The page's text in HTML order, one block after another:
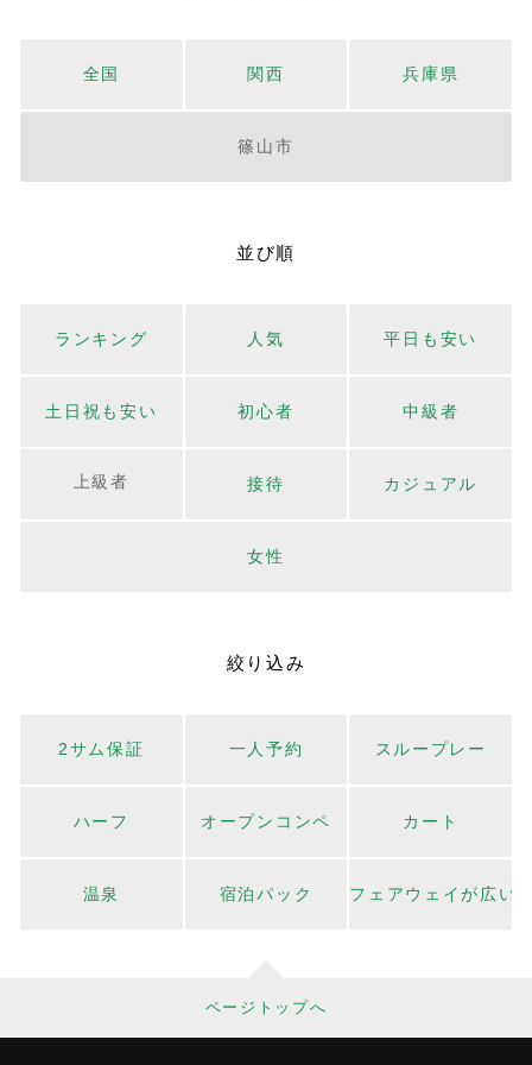
全国 関西 兵庫県
篠山市
並び順
ランキング 人気 平日も安い
土日祝も安い 初心者 中級者
上級者 接待 カジュアル
女性
絞り込み
2サム保証 一人予約 スループレー
ハーフ オープンコンペ カート
温泉 宿泊パック フェアウェイが広い
ページトップへ